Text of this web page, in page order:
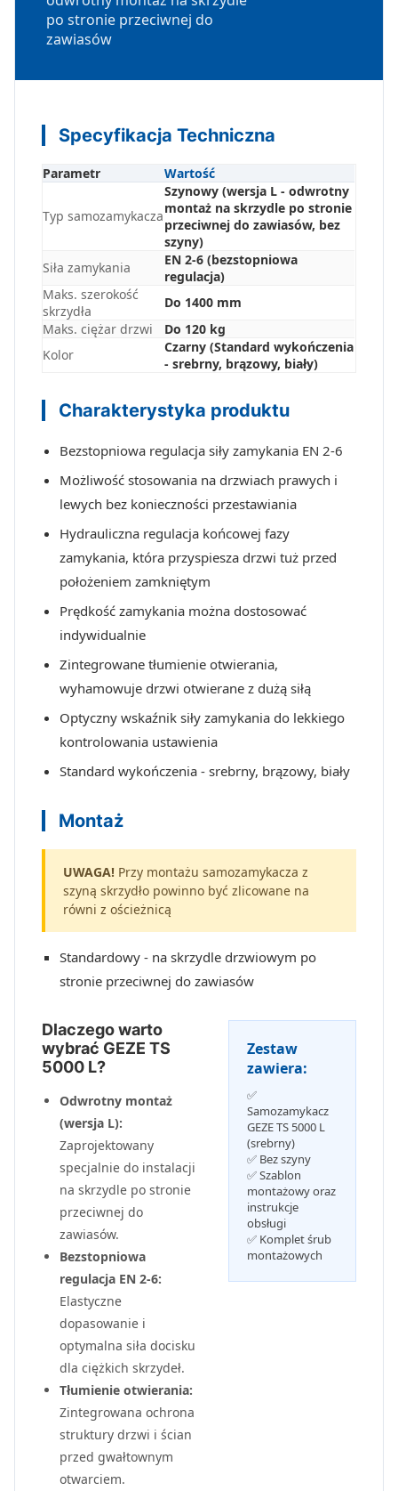
po stronie przeciwnej do
zawiasów
Specyfikacja Techniczna
Parametr Wartość
Typ samozamykacza
Szynowy (wersja L - odwrotny
montaż na skrzydle po stronie
przeciwnej do zawiasów, bez
szyny)
Siła zamykania
EN 2-6 (bezstopniowa
regulacja)
Maks. szerokość
skrzydła
Do 1400 mm
Maks. ciężar drzwi
Do 120 kg
Kolor
Czarny (Standard wykończenia
- srebrny, brązowy, biały)
Charakterystyka produktu
Bezstopniowa regulacja siły zamykania EN 2-6
Możliwość stosowania na drzwiach prawych i
lewych bez konieczności przestawiania
Hydrauliczna regulacja końcowej fazy
zamykania, która przyspiesza drzwi tuż przed
położeniem zamkniętym
Prędkość zamykania można dostosować
indywidualnie
Zintegrowane tłumienie otwierania,
wyhamowuje drzwi otwierane z dużą siłą
Optyczny wskaźnik siły zamykania do lekkiego
kontrolowania ustawienia
Standard wykończenia - srebrny, brązowy, biały
Montaż
UWAGA! Przy montażu samozamykacza z
szyną skrzydło powinno być zlicowane na
równi z ościeżnicą
Standardowy - na skrzydle drzwiowym po
stronie przeciwnej do zawiasów
Dlaczego warto
wybrać GEZE TS
5000 L?
Odwrotny montaż
(wersja L):
Zaprojektowany
specjalnie do instalacji
na skrzydle po stronie
przeciwnej do
zawiasów.
Bezstopniowa
regulacja EN 2-6:
Elastyczne
dopasowanie i
optymalna siła docisku
dla ciężkich skrzydeł.
Tłumienie otwierania:
Zintegrowana ochrona
struktury drzwi i ścian
przed gwałtownym
otwarciem.
Zestaw
zawiera:
✅
Samozamykacz
GEZE TS 5000 L
(srebrny)
✅ Bez szyny
✅ Szablon
montażowy oraz
instrukcje
obsługi
✅ Komplet śrub
montażowych